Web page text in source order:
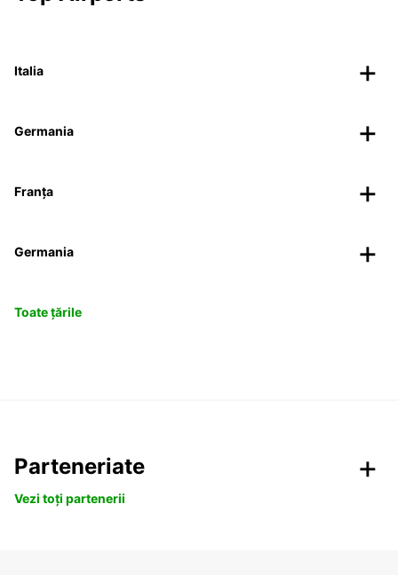
Italia
Germania
Franța
Germania
Toate țările
Parteneriate
Vezi toți partenerii